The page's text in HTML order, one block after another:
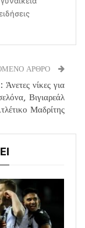
ΑΡΘΡΟ
νίκες για
Βιγιαρεάλ
Μαδρίτης